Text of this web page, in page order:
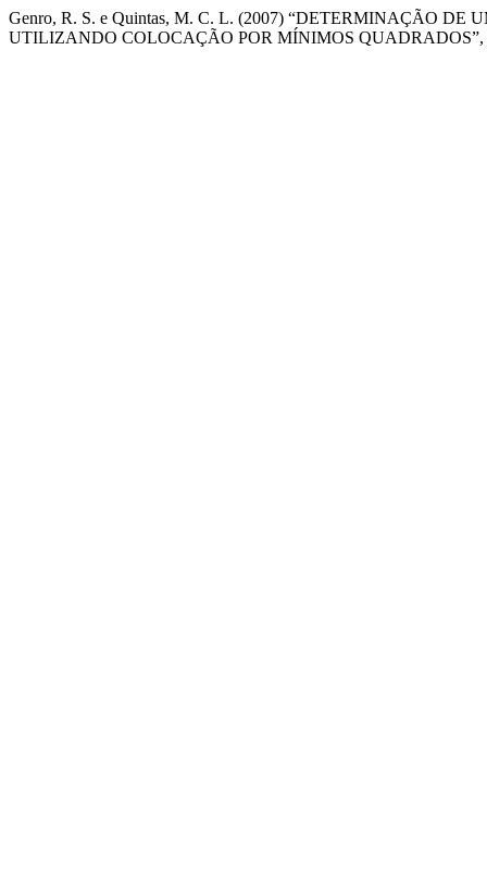
Genro, R. S. e Quintas, M. C. L. (2007) “DETERMINAÇÃO
UTILIZANDO COLOCAÇÃO POR MÍNIMOS QUADRADOS”,